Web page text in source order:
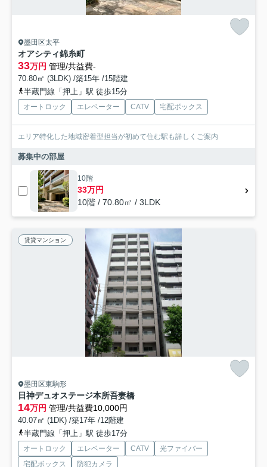
墨田区太平
オアシティ錦糸町
33万円 管理/共益費-
70.80㎡ (3LDK) /築15年 /15階建
半蔵門線「押上」駅 徒歩15分
オートロック エレベーター CATV 宅配ボックス
エリア特化した地域密着型担当が初めて住む駅も詳しくご案内
募集中の部屋
10階
33万円
10階 / 70.80㎡ / 3LDK
賃貸マンション
墨田区東駒形
日神デュオステージ本所吾妻橋
14万円 管理/共益費10,000円
40.07㎡ (1DK) /築17年 /12階建
半蔵門線「押上」駅 徒歩17分
オートロック エレベーター CATV
光ファイバー
宅配ボックス
防犯カメラ